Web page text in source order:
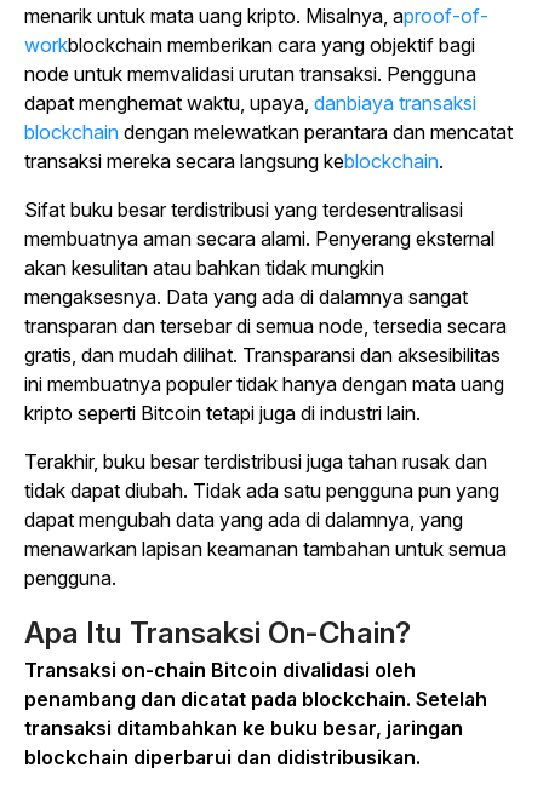
menarik untuk mata uang kripto. Misalnya, aproof-of-
workblockchain memberikan cara yang objektif bagi
node untuk memvalidasi urutan transaksi. Pengguna
dapat menghemat waktu, upaya, danbiaya transaksi
blockchain dengan melewatkan perantara dan mencatat
transaksi mereka secara langsung keblockchain.
Sifat buku besar terdistribusi yang terdesentralisasi
membuatnya aman secara alami. Penyerang eksternal
akan kesulitan atau bahkan tidak mungkin
mengaksesnya. Data yang ada di dalamnya sangat
transparan dan tersebar di semua node, tersedia secara
gratis, dan mudah dilihat. Transparansi dan aksesibilitas
ini membuatnya populer tidak hanya dengan mata uang
kripto seperti Bitcoin tetapi juga di industri lain.
Terakhir, buku besar terdistribusi juga tahan rusak dan
tidak dapat diubah. Tidak ada satu pengguna pun yang
dapat mengubah data yang ada di dalamnya, yang
menawarkan lapisan keamanan tambahan untuk semua
pengguna.
Apa Itu Transaksi On-Chain?
Transaksi on-chain Bitcoin divalidasi oleh
penambang dan dicatat pada blockchain. Setelah
transaksi ditambahkan ke buku besar, jaringan
blockchain diperbarui dan didistribusikan.